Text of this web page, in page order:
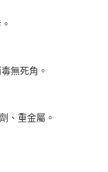
本公司將視審查結果
現惡意使用之情形，
採取法律行動。
無死角。
、重金屬。